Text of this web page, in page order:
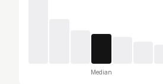
Median